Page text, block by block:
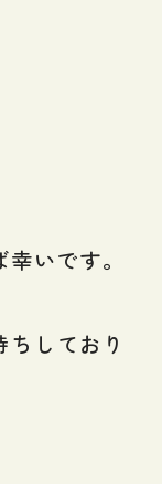
いです。
ちしており